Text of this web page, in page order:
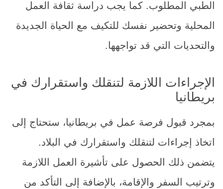
الطبي المطلوب. كما يجب دراسة ثقافة العمل
المحلية وتحضير نفسك للتكيف مع الحياة الجديدة
والتحديات التي قد تواجهها.
الإجراءات اللازمة لتنقلك واستقرارك في
بريطانيا
بمجرد قبول فرصة عمل في بريطانيا، ستحتاج إلى
اتخاذ إجراءات لتنقلك واستقرارك في البلاد.
يتضمن ذلك الحصول على تأشيرة العمل اللازمة
وترتيب السفر والإقامة، بالإضافة إلى التأكد من